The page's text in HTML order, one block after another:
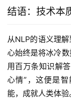
结语：技术本
从NLP的语义理
心始终是将冰冷
用百万条知识解
心情”，这便是
能，成就人类体验